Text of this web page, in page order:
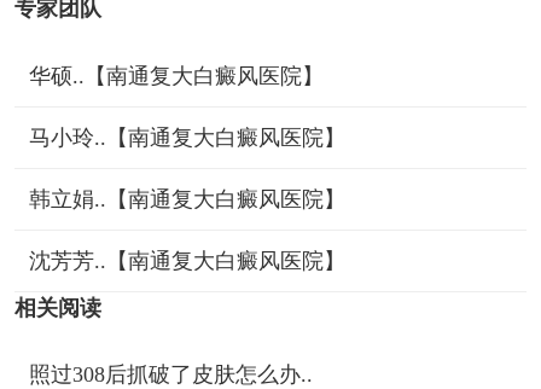
专家团队
华硕..【南通复大白癜风医院】
马小玲..【南通复大白癜风医院】
韩立娟..【南通复大白癜风医院】
沈芳芳..【南通复大白癜风医院】
相关阅读
照过308后抓破了皮肤怎么办..